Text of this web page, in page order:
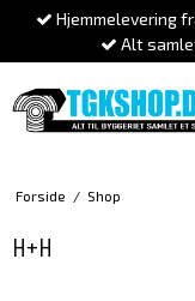
Hjemmelevering
Alt
Forside / Shop
H+H